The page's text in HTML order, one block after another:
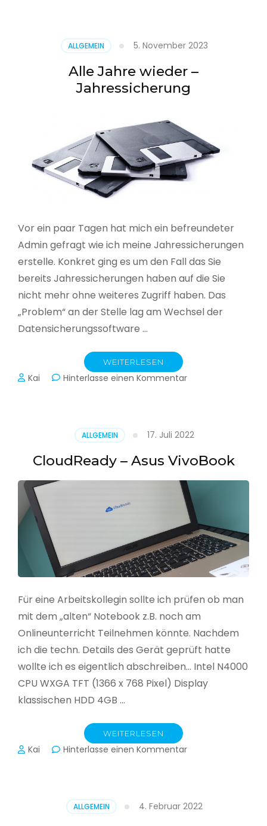
ALLGEMEIN 5. November 2023
Alle Jahre wieder –
Jahressicherung
Vor ein paar Tagen hat mich ein befreundeter
Admin gefragt wie ich meine Jahressicherungen
erstelle. Konkret ging es um den Fall das Sie
bereits Jahressicherungen haben auf die Sie
nicht mehr ohne weiteres Zugriff haben. Das
„Problem“ an der Stelle lag am Wechsel der
Datensicherungssoftware …
WEITERLESEN
Kai Hinterlasse einen Kommentarzu
Jahressicherung
ALLGEMEIN 17. Juli 2022
CloudReady – Asus VivoBook
Für eine Arbeitskollegin sollte ich prüfen ob man
mit dem „alten“ Notebook z.B. noch am
Onlineunterricht Teilnehmen könnte. Nachdem
ich die techn. Details des Gerät geprüft hatte
wollte ich es eigentlich abschreiben… Intel N4000
CPU WXGA TFT (1366 x 768 Pixel) Display
klassischen HDD 4GB …
WEITERLESEN
Kai Hinterlasse einen Kommentarzu
ALLGEMEIN 4. Februar 2022